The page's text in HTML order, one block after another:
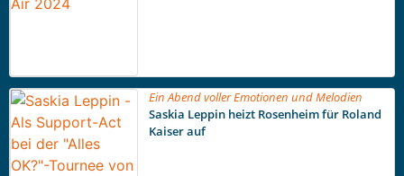
Ein Abend voller Emotionen und Melodien
Saskia Leppin heizt Rosenheim für Roland
Kaiser auf